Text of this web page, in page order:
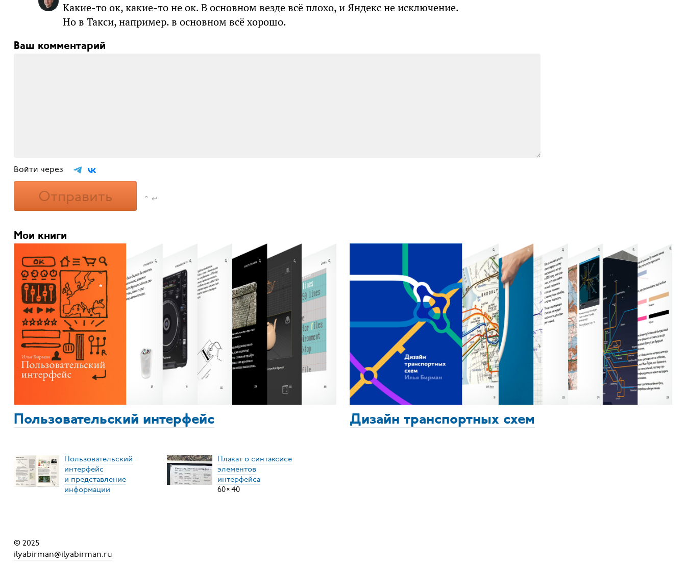
Какие-то ок, какие-то не ок. В основном везде всё плохо, и Яндекс не исключение.
Но в Такси, например. в основном всё хорошо.
Ваш комментарий
Войти через
Отправить ⌃ ↩
Мои книги
Пользовательский интерфейс Дизайн транспортных схем
Пользовательский
интерфейс
и представление
информации
Плакат о синтаксисе
элементов
интерфейса
60×40
© 2025
ilyabirman@ilyabirman.ru